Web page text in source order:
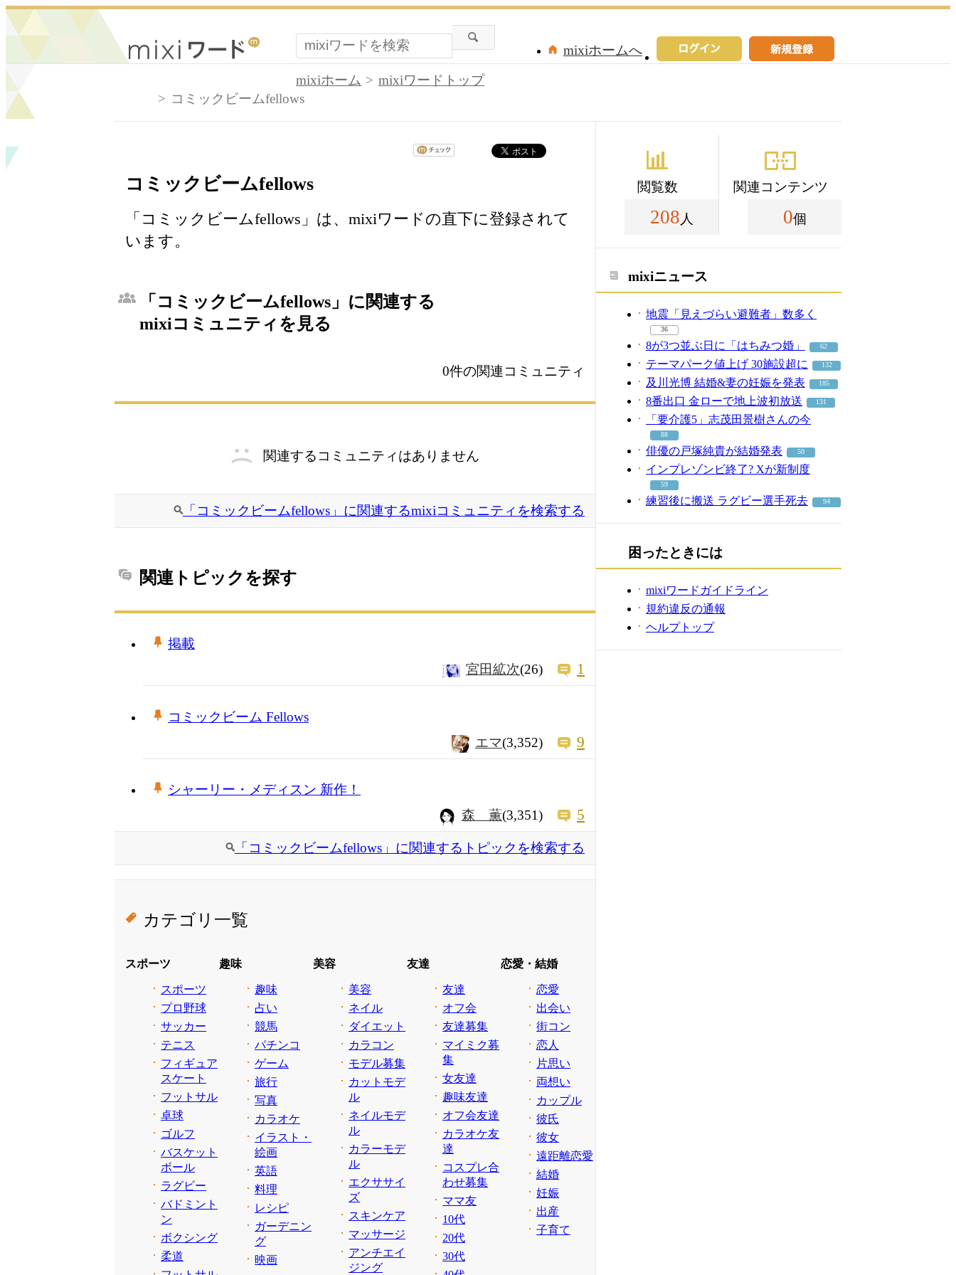
mixiホームへ
mixiホーム
mixiワードトップ
コミックビームfellows
コミックビームfellows
「コミックビームfellows」は、mixiワードの直下に登録されて
います。
「コミックビームfellows」に関連する
mixiコミュニティを見る
0件の関連コミュニティ
関連するコミュニティはありません
「コミックビームfellows」に関連するmixiコミュニティを検索する
関連トピックを探す
掲載
宮田絋次(26) 1
コミックビーム Fellows
エマ(3,352) 9
シャーリー・メディスン 新作！
森 薫(3,351) 5
「コミックビームfellows」に関連するトピックを検索する
カテゴリ一覧
スポーツ
スポーツ
プロ野球
サッカー
テニス
フィギュア
スケート
フットサル
卓球
ゴルフ
バスケット
ボール
ラグビー
バドミント
ン
ボクシング
柔道
趣味
趣味
占い
競馬
パチンコ
ゲーム
旅行
写真
カラオケ
イラスト・
絵画
英語
料理
レシピ
ガーデニン
グ
映画
美容
美容
ネイル
ダイエット
カラコン
モデル募集
カットモデ
ル
ネイルモデ
ル
カラーモデ
ル
エクササイ
ズ
スキンケア
マッサージ
アンチエイ
ジング
友達
友達
オフ会
友達募集
マイミク募
集
女友達
趣味友達
オフ会友達
カラオケ友
達
コスプレ合
わせ募集
ママ友
10代
20代
30代
恋愛・結婚
恋愛
出会い
街コン
恋人
片思い
両想い
カップル
彼氏
彼女
遠距離恋愛
結婚
妊娠
出産
子育て
閲覧数
208 人
関連コンテンツ
0個
mixiニュース
地震「見えづらい避難者」数多く
36
8が3つ並ぶ日に「はちみつ婚」 62
テーマパーク値上げ 30施設超に 132
及川光博 結婚&妻の妊娠を発表 185
8番出口 金ローで地上波初放送 131
「要介護5」志茂田景樹さんの今
88
俳優の戸塚純貴が結婚発表 50
インプレゾンビ終了? Xが新制度
59
練習後に搬送 ラグビー選手死去 94
困ったときには
mixiワードガイドライン
規約違反の通報
ヘルプトップ